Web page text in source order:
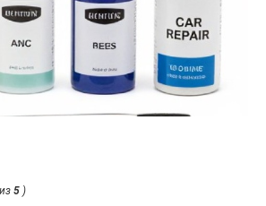
из 5 )